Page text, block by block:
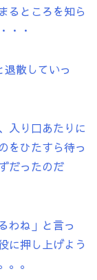
るところを知ら
・・
散していっ
入り口あたりに
をひたすら待っ
だったのだ
わね」と言っ
に押し上げよう
。